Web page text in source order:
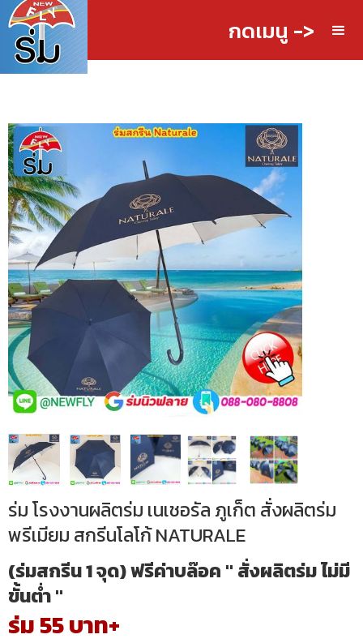
กดเมนู ->
ร่ม โรงงานผลิตร่ม เนเชอรัล ภูเก็ต สั่งผลิตร่ม
พรีเมียม สกรีนโลโก้ NATURALE
(ร่มสกรีน 1 จุด) ฟรีค่าบล๊อค " สั่งผลิตร่ม ไม่มี
ขั้นต่ำ "
ร่ม 55 บาท+